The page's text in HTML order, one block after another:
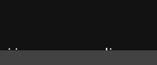
impegna a realizzare